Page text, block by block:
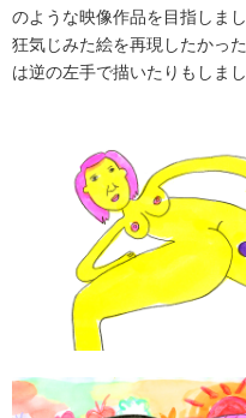
のような映像作品を目指しまし
狂気じみた絵を再現したかっ
は逆の左手で描いたりもしまし